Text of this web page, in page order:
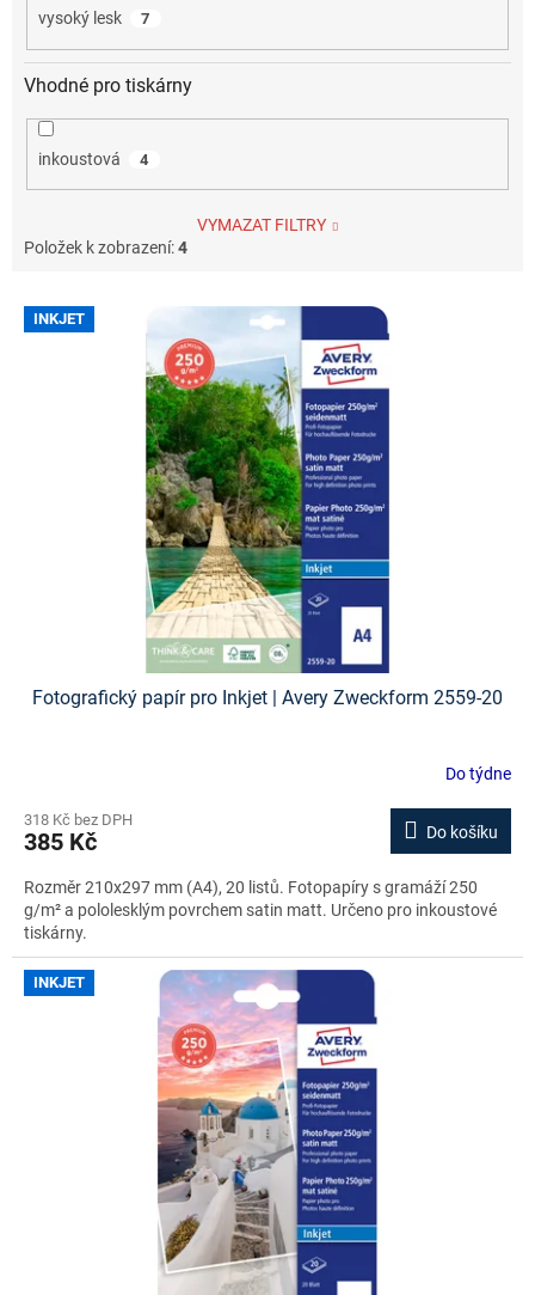
vysoký lesk 7
Vhodné pro tiskárny
inkoustová 4
VYMAZAT FILTRY
Položek k zobrazení:4
V INKJET
Fotografický papír pro Inkjet | Avery Zweckform 2559-20
Do týdne
318 Kč bez DPH
385 Kč Do košíku
Rozměr 210x297 mm (A4), 20 listů. Fotopapíry s gramáží 250
g/m² a pololesklým povrchem satin matt. Určeno pro inkoustové
tiskárny.
INKJET